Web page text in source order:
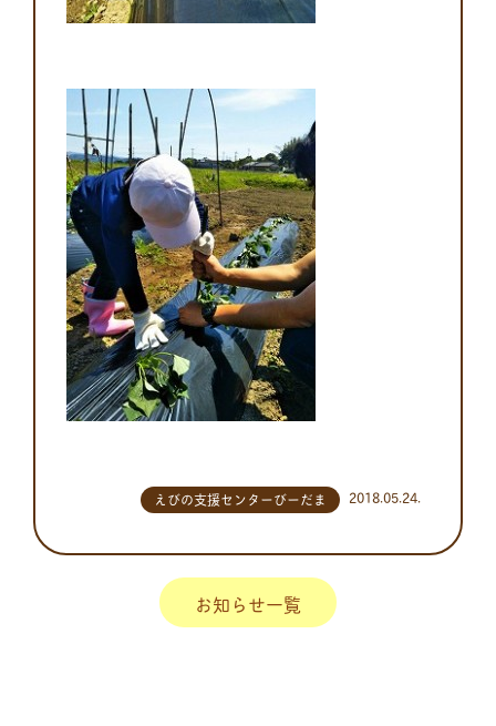
2018.05.24.
えびの支援センターびーだま
お知らせ一覧